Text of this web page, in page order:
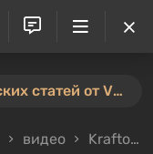
⚡️ Новый конкурс пользовательских статей от VGTimes — участвуйте тут ⚡️
видео Krafton удалила Denuvo из PC-версии Hi-Fi Rush